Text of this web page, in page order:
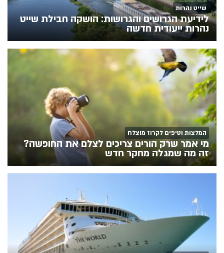
שייט נהרות
לידיעת הגרושים והגרושות: הושקה חבילת שייט
נהרות ייעודית חדשה
המלצות וטיפים לקרוז מוצלח
מי אמר שרק הורים צריכים לצלם את החופשה?
זה מה שמגלה מחקר חדש